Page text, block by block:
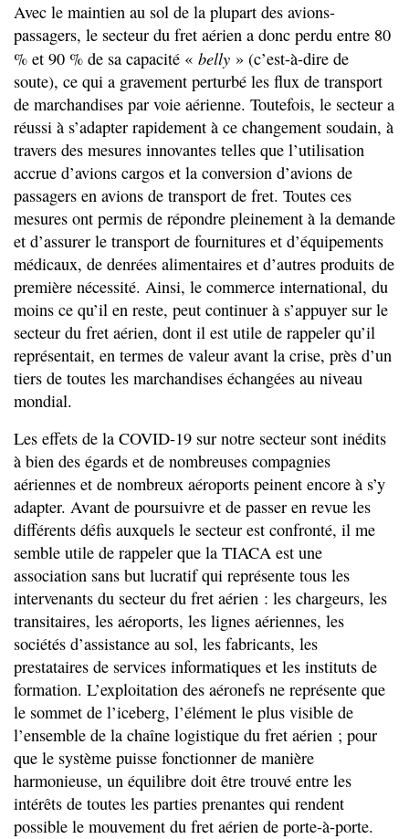
Avec le maintien au sol de la plupart des avions-
passagers, le secteur du fret aérien a donc perdu entre 80
% et 90 % de sa capacité « belly » (c’est-à-dire de
soute), ce qui a gravement perturbé les flux de transport
de marchandises par voie aérienne. Toutefois, le secteur a
réussi à s’adapter rapidement à ce changement soudain, à
travers des mesures innovantes telles que l’utilisation
accrue d’avions cargos et la conversion d’avions de
passagers en avions de transport de fret. Toutes ces
mesures ont permis de répondre pleinement à la demande
et d’assurer le transport de fournitures et d’équipements
médicaux, de denrées alimentaires et d’autres produits de
première nécessité. Ainsi, le commerce international, du
moins ce qu’il en reste, peut continuer à s’appuyer sur le
secteur du fret aérien, dont il est utile de rappeler qu’il
représentait, en termes de valeur avant la crise, près d’un
tiers de toutes les marchandises échangées au niveau
mondial.
Les effets de la COVID-19 sur notre secteur sont inédits
à bien des égards et de nombreuses compagnies
aériennes et de nombreux aéroports peinent encore à s’y
adapter. Avant de poursuivre et de passer en revue les
différents défis auxquels le secteur est confronté, il me
semble utile de rappeler que la TIACA est une
association sans but lucratif qui représente tous les
intervenants du secteur du fret aérien : les chargeurs, les
transitaires, les aéroports, les lignes aériennes, les
sociétés d’assistance au sol, les fabricants, les
prestataires de services informatiques et les instituts de
formation. L’exploitation des aéronefs ne représente que
le sommet de l’iceberg, l’élément le plus visible de
l’ensemble de la chaîne logistique du fret aérien ; pour
que le système puisse fonctionner de manière
harmonieuse, un équilibre doit être trouvé entre les
intérêts de toutes les parties prenantes qui rendent
possible le mouvement du fret aérien de porte-à-porte.